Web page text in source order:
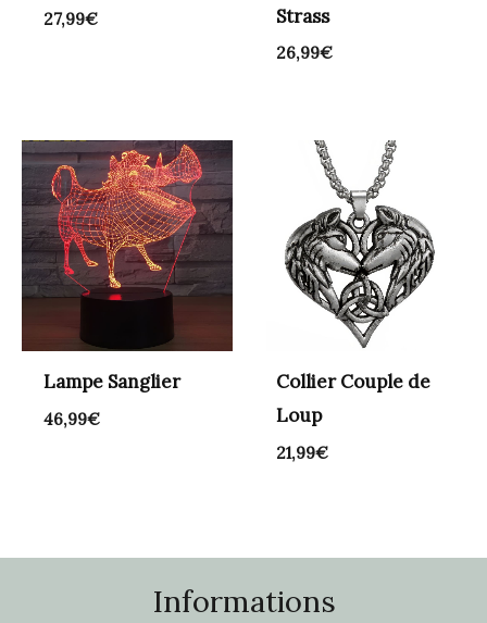
27,99€
Strass
26,99€
Lampe Sanglier
46,99€
Collier Couple de
Loup
21,99€
Informations